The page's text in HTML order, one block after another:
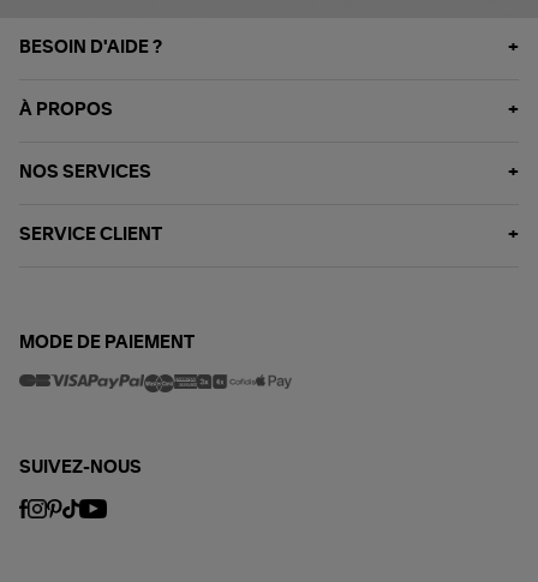
BESOIN D'AIDE ?
À PROPOS
NOS SERVICES
SERVICE CLIENT
MODE DE PAIEMENT
SUIVEZ-NOUS